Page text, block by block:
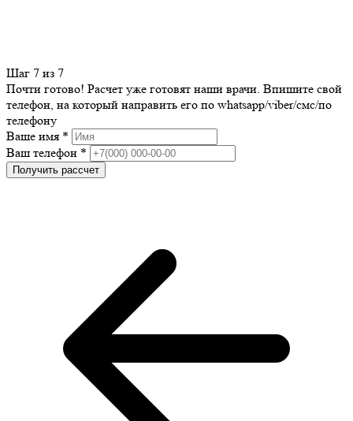
Шаг 7 из 7
Почти готово! Расчет уже готовят наши врачи. Впишите свой
телефон, на который направить его по whatsapp/viber/смс/по
телефону
Ваше имя *
Ваш телефон *
Получить рассчет